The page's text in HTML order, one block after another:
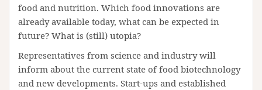
food and nutrition. Which food innovations are
already available today, what can be expected in
future? What is (still) utopia?
Representatives from science and industry will
inform about the current state of food biotechnology
and new developments. Start-ups and established